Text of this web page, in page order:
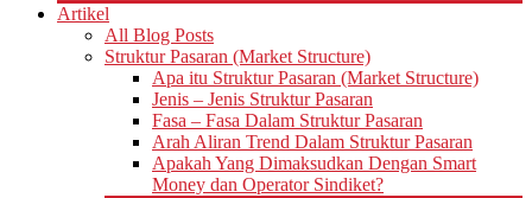
Artikel
All Blog Posts
Struktur Pasaran (Market Structure)
Apa itu Struktur Pasaran (Market Structure)
Jenis – Jenis Struktur Pasaran
Fasa – Fasa Dalam Struktur Pasaran
Arah Aliran Trend Dalam Struktur Pasaran
Apakah Yang Dimaksudkan Dengan Smart
Money dan Operator Sindiket?